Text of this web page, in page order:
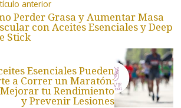
anterior
Perder Grasa y Aumentar Masa
con Aceites Esenciales y Deep
Stick
Esenciales Pueden
a Correr un Maratón:
tu Rendimiento
y Prevenir Lesiones